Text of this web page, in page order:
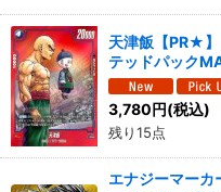
天津飯【PR★
テッドパック
3,780円(税込)
残り15点
エナジーマーカ